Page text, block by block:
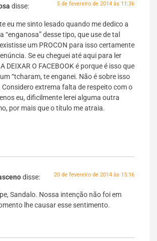
disse: 5 de fevereiro de 2014 às 11:36
eu me sinto lesado quando me dedico a
“enganosa” desse tipo, que use de tal
um PROCON para isso certamente
Se eu cheguei até aqui para ler
DEIXAR O FACEBOOK é porque é isso que
“tcharam, te enganei. Não é sobre isso
Considero extrema falta de respeito com o
eu, dificilmente lerei alguma outra
por mais que o título me atraia.
disse: 20 de fevereiro de 2014 às 15:16
Sandalo. Nossa intenção não foi em
lhe causar esse sentimento.